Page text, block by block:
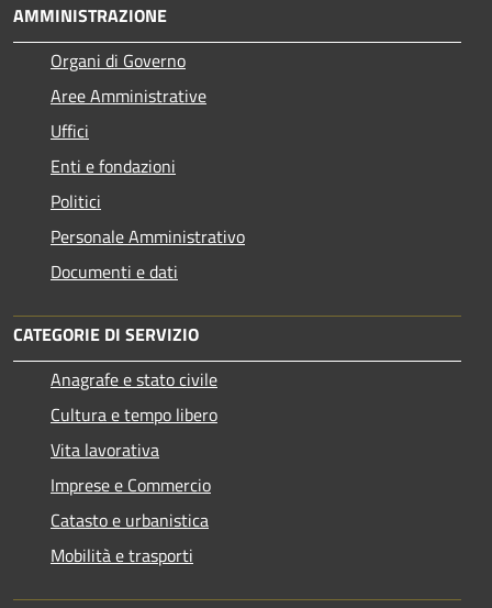
AMMINISTRAZIONE
Organi di Governo
Aree Amministrative
Uffici
Enti e fondazioni
Politici
Personale Amministrativo
Documenti e dati
CATEGORIE DI SERVIZIO
Anagrafe e stato civile
Cultura e tempo libero
Vita lavorativa
Imprese e Commercio
Catasto e urbanistica
Mobilità e trasporti